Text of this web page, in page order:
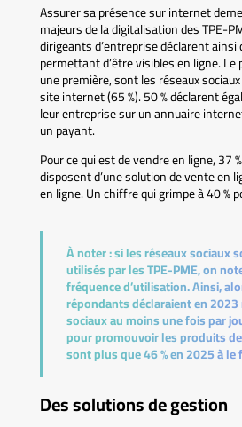
Assurer sa présence sur internet
majeurs de la digitalisation des TPE-
dirigeants d’entreprise déclarent ainsi
permettant d’être visibles en ligne. Le
une première, sont les réseaux
site internet (65 %). 50 % déclarent
leur entreprise sur un annuaire
un payant.
Pour ce qui est de vendre en ligne, 37
disposent d’une solution de vente en
en ligne. Un chiffre qui grimpe à 40 %
À noter :si les réseaux sociaux
utilisés par les TPE-PME, on
fréquence d’utilisation. Ainsi,
répondants déclaraient en
sociaux au moins une fois par
pour promouvoir les produits
sont plus que 46 % en 2025 à le
Des solutions de gestion